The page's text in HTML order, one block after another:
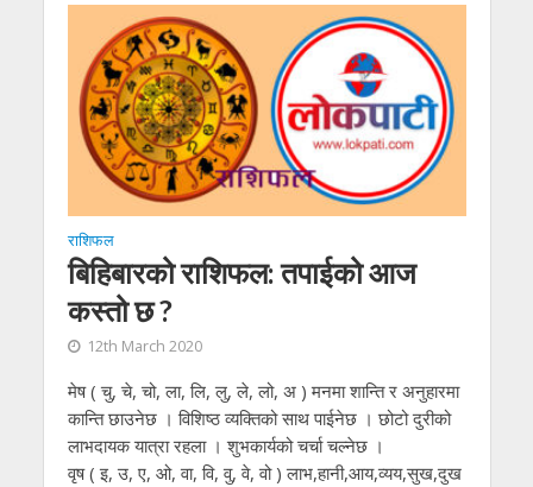
राशिफल
बिहिबारको राशिफल: तपाईको आज
कस्तो छ ?
12th March 2020
मेष ( चु, चे, चो, ला, लि, लु, ले, लो, अ ) मनमा शान्ति र अनुहारमा
कान्ति छाउनेछ । विशिष्ठ व्यक्तिको साथ पाईनेछ । छोटो दुरीको
लाभदायक यात्रा रहला । शुभकार्यको चर्चा चल्नेछ ।
वृष ( इ, उ, ए, ओ, वा, वि, वु, वे, वो ) लाभ,हानी,आय,व्यय,सुख,दुख